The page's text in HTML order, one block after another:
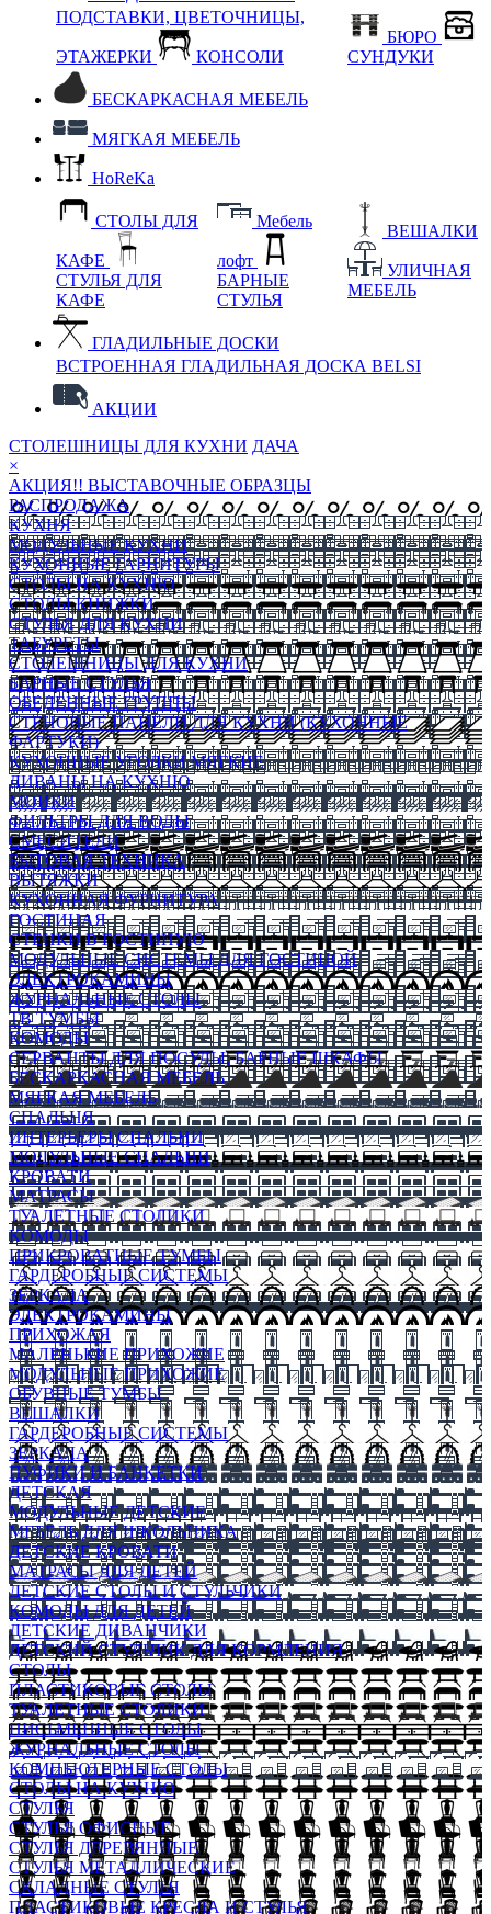
ПОДСТАВКИ, ЦВЕТОЧНИЦЫ,
ЭТАЖЕРКИ КОНСОЛИ
БЮРО
СУНДУКИ
БЕСКАРКАСНАЯ МЕБЕЛЬ
МЯГКАЯ МЕБЕЛЬ
HoReKa
СТОЛЫ ДЛЯ
КАФЕ
СТУЛЬЯ ДЛЯ
КАФЕ
Мебель
лофт
БАРНЫЕ
СТУЛЬЯ
ВЕШАЛКИ
УЛИЧНАЯ
МЕБЕЛЬ
ГЛАДИЛЬНЫЕ ДОСКИ
ВСТРОЕННАЯ ГЛАДИЛЬНАЯ ДОСКА BELSI
АКЦИИ
СТОЛЕШНИЦЫ ДЛЯ КУХНИ ДАЧА
×
АКЦИЯ!! ВЫСТАВОЧНЫЕ ОБРАЗЦЫ
РАСПРОДАЖА
КУХНЯ
МОДУЛЬНЫЕ КУХНИ
КУХОННЫЕ ГАРНИТУРЫ
СТОЛЫ НА КУХНЮ
СТОЛЫ КНИЖКИ
СТУЛЬЯ ДЛЯ КУХНИ
ТАБУРЕТЫ
СТОЛЕШНИЦЫ ДЛЯ КУХНИ
БАРНЫЕ СТУЛЬЯ
ОБЕДЕННЫЕ ГРУППЫ
СТЕНОВЫЕ ПАНЕЛИ ДЛЯ КУХНИ (КУХОННЫЕ
ФАРТУКИ)
КУХОННЫЕ УГОЛКИ МЯГКИЕ
ДИВАНЫ НА КУХНЮ
МОЙКИ
ФИЛЬТРЫ ДЛЯ ВОДЫ
СМЕСИТЕЛИ
БЫТОВАЯ ТЕХНИКА
ВЫТЯЖКИ
КУХОННАЯ ФУРНИТУРА
ГОСТИНАЯ
СТЕНКИ В ГОСТИНУЮ
МОДУЛЬНЫЕ СИСТЕМЫ ДЛЯ ГОСТИНОЙ
ЭЛЕКТРОКАМИНЫ
ЖУРНАЛЬНЫЕ СТОЛЫ
ТВ ТУМБЫ
КОМОДЫ
СЕРВАНТЫ ДЛЯ ПОСУДЫ, БАРНЫЕ ШКАФЫ
БЕСКАРКАСНАЯ МЕБЕЛЬ
МЯГКАЯ МЕБЕЛЬ
СПАЛЬНЯ
ИНТЕРЬЕРЫ СПАЛЬНИ
МОДУЛЬНЫЕ СПАЛЬНИ
КРОВАТИ
МАТРАСЫ
ТУАЛЕТНЫЕ СТОЛИКИ
КОМОДЫ
ПРИКРОВАТНЫЕ ТУМБЫ
ГАРДЕРОБНЫЕ СИСТЕМЫ
ЗЕРКАЛА
ЭЛЕКТРОКАМИНЫ
ПРИХОЖАЯ
МАЛЕНЬКИЕ ПРИХОЖИЕ
МОДУЛЬНЫЕ ПРИХОЖИЕ
ОБУВНЫЕ ТУМБЫ
ВЕШАЛКИ
ГАРДЕРОБНЫЕ СИСТЕМЫ
ЗЕРКАЛА
ПУФИКИ И БАНКЕТКИ
ДЕТСКАЯ
МОДУЛЬНЫЕ ДЕТСКИЕ
МЕБЕЛЬ ДЛЯ ШКОЛЬНИКА
ДЕТСКИЕ КРОВАТИ
МАТРАСЫ ДЛЯ ДЕТЕЙ
ДЕТСКИЕ СТОЛЫ И СТУЛЬЧИКИ
КОМОДЫ ДЛЯ ДЕТЕЙ
ДЕТСКИЕ ДИВАНЧИКИ
ДЕТСКИЙ СТУЛЬЧИК ДЛЯ КОРМЛЕНИЯ
СТОЛЫ
ПЛАСТИКОВЫЕ СТОЛЫ
ТУАЛЕТНЫЕ СТОЛИКИ
ПИСЬМЕННЫЕ СТОЛЫ
ЖУРНАЛЬНЫЕ СТОЛЫ
КОМПЬЮТЕРНЫЕ СТОЛЫ
СТОЛЫ НА КУХНЮ
СТУЛЬЯ
СТУЛЬЯ ОФИСНЫЕ
СТУЛЬЯ ДЕРЕВЯННЫЕ
СТУЛЬЯ МЕТАЛЛИЧЕСКИЕ
СКЛАДНЫЕ СТУЛЬЯ
ПЛАСТИКОВЫЕ КРЕСЛА И СТУЛЬЯ